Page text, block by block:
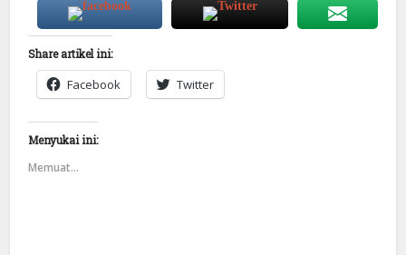
Share artikel ini:
Facebook Twitter
Menyukai ini:
Memuat...